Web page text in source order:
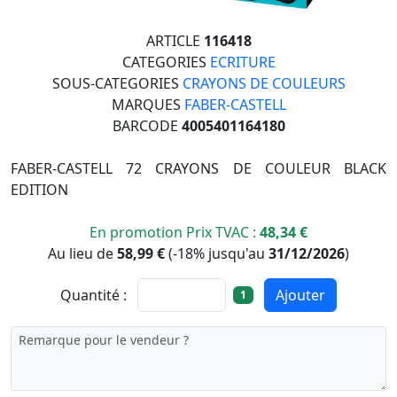
ARTICLE 116418
CATEGORIES ECRITURE
SOUS-CATEGORIES CRAYONS DE COULEURS
MARQUES FABER-CASTELL
BARCODE 4005401164180
FABER-CASTELL 72 CRAYONS DE COULEUR BLACK
EDITION
En promotion Prix TVAC : 48,34 €
Au lieu de58,99 €(-18% jusqu'au 31/12/2026)
Quantité : 1 Ajouter